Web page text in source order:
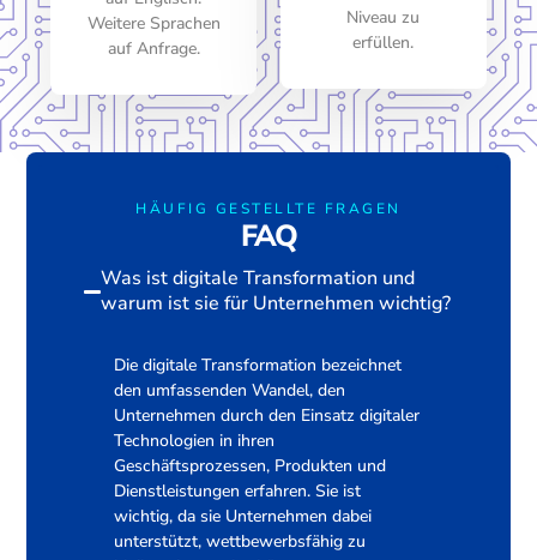
Weitere Sprachen
auf Anfrage.
Niveau zu
erfüllen.
HÄUFIG GESTELLTE FRAGEN
FAQ
Was ist digitale Transformation und
warum ist sie für Unternehmen wichtig?
Die digitale Transformation bezeichnet
den umfassenden Wandel, den
Unternehmen durch den Einsatz digitaler
Technologien in ihren
Geschäftsprozessen, Produkten und
Dienstleistungen erfahren. Sie ist
wichtig, da sie Unternehmen dabei
unterstützt, wettbewerbsfähig zu